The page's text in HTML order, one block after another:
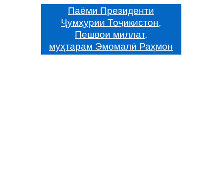
Паёми Президенти
Ҷумҳурии Тоҷикистон,
Пешвои миллат,
муҳтарам Эмомалӣ Раҳмон